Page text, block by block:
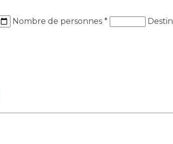
Nombre de personnes *